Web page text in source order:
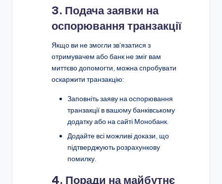
3. Подача заявки на
оспорювання транзакції
Якщо ви не змогли зв’язатися з
отримувачем або банк не зміг вам
миттєво допомогти, можна спробувати
оскаржити транзакцію:
Заповніть заяву на оспорювання
транзакції в вашому банківському
додатку або на сайті Монобанк.
Додайте всі можливі докази, що
підтверджують розрахункову
помилку.
4. Поради на майбутнє